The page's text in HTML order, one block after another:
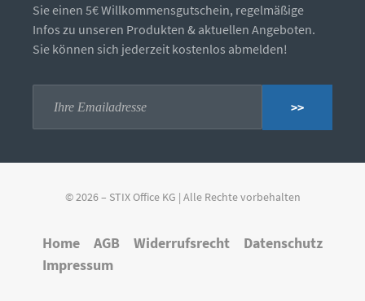
Sie einen 5€ Willkommensgutschein, regelmäßige
Infos zu unseren Produkten & aktuellen Angeboten.
Sie können sich jederzeit kostenlos abmelden!
>>
© 2026 – STIX Office KG | Alle Rechte vorbehalten
Home AGB Widerrufsrecht
Datenschutz
Impressum